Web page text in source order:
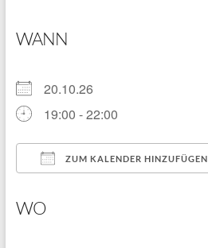
WANN
20.10.26
19:00 - 22:00
ZUM KALENDER HINZUFÜGEN
WO